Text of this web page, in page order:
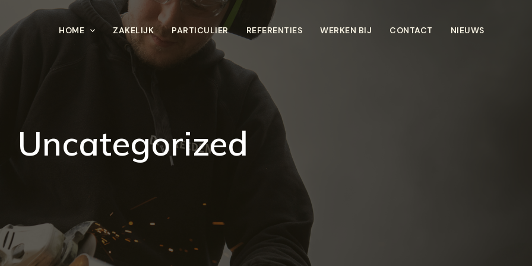
HOME ZAKELIJK PARTICULIER REFERENTIES WERKEN BIJ CONTACT NIEUWS
Uncategorized